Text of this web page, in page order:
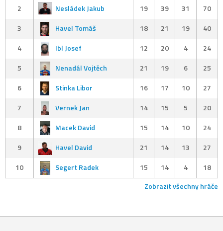
2
Nesládek Jakub 19 39 31
70
3
Havel Tomáš 18 21 19
40
4
Ibl Josef 12 20 4
24
5
Nenadál Vojtěch 21 19 6
25
6
Stinka Libor 16 17 10
27
7
Vernek Jan 14 15 5
20
8
Macek David 15 14 10
24
9
Havel David 21 14 13
27
10
Segert Radek 15 14 4
18
Zobrazit všechny hráče